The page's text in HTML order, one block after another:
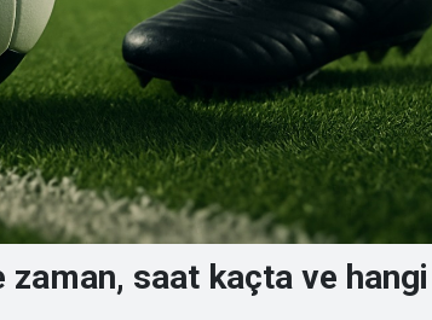
zaman, saat kaçta ve hangi